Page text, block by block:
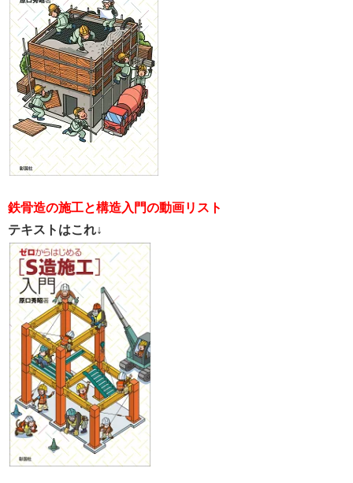
鉄骨造の施工と構造入門の動画リスト
テキストはこれ↓